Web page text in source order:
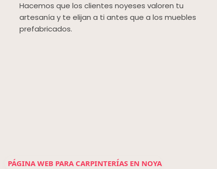
Hacemos que los clientes noyeses valoren tu
artesanía y te elijan a ti antes que a los muebles
prefabricados.
PÁGINA WEB PARA CARPINTERÍAS EN NOYA